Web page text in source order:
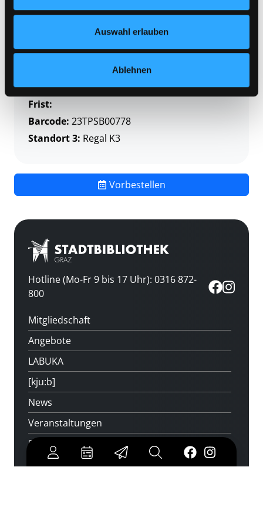
Nähere Informationen finden Sie in unserer
Auswahl erlauben
Ablehnen
Signatur:TP SCHM
Depot
Status:Verfügbar
0
Mediengruppe:Themenpaket
Frist:
Barcode: 23TPSB00778
Standort 3: Regal K3
Vorbestellen
Hotline (Mo-Fr 9 bis 17 Uhr): 0316 872-
800
Mitgliedschaft
Angebote
LABUKA
[kju:b]
News
Veranstaltungen
Standorte